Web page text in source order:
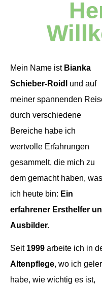
Mein Name ist Bianka
Schieber-Roidl
und auf
meiner spannenden
durch verschiedene
Bereiche habe ich
wertvolle Erfahrungen
gesammelt, die mich zu
dem gemacht haben, was
ich heute bin: Ein
erfahrener Ersthelfer
Ausbilder.
Seit 1999 arbeite ich in
Altenpflege, wo ich
habe, wie wichtig es ist,